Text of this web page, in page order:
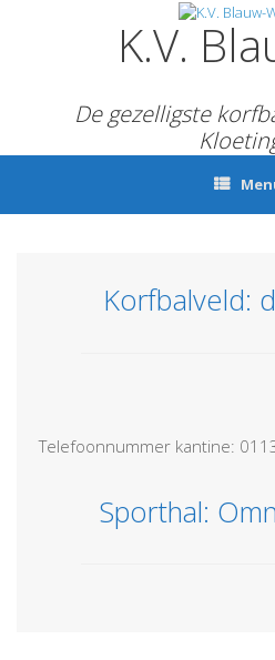
K.V.
De gezelligste
Korfbalveld:
Telefoonnummer kantine:
Sporthal: